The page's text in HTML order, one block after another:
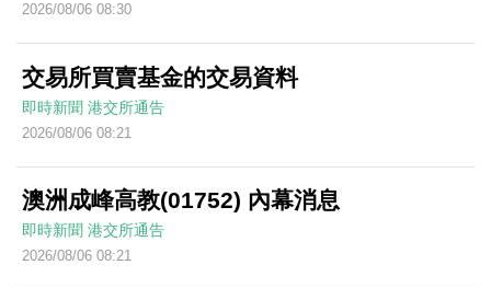
2026/08/06 08:30
交易所買賣基金的交易資料
即時新聞 港交所通告
2026/08/06 08:21
澳洲成峰高教(01752) 內幕消息
即時新聞 港交所通告
2026/08/06 08:21